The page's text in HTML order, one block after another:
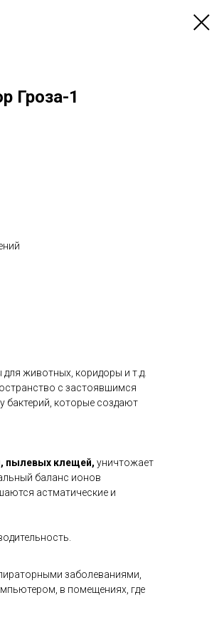
Гроза-1
животных, коридоры и т.д.
с застоявшимся
бактерий, которые создают
пылевых клещей, уничтожает
баланс ионов
астматические и
заболеваниями,
в помещениях, где